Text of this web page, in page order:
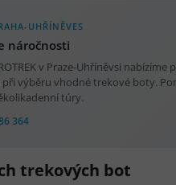
UHŘÍNĚVES
náročnosti
v Praze-Uhříněvsi
při výběru vhodné trekové boty.
túry.
364
trekových bot